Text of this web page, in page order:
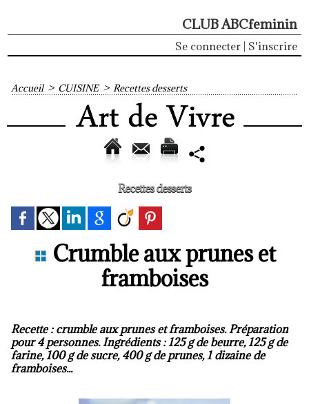
CLUB ABCfeminin
Se connecter S'inscrire
Accueil > CUISINE > Recettes desserts
Recettes desserts
Crumble aux prunes et
framboises
Recette : crumble aux prunes et framboises. Préparation
pour 4 personnes. Ingrédients : 125 g de beurre, 125 g de
farine, 100 g de sucre, 400 g de prunes, 1 dizaine de
framboises...